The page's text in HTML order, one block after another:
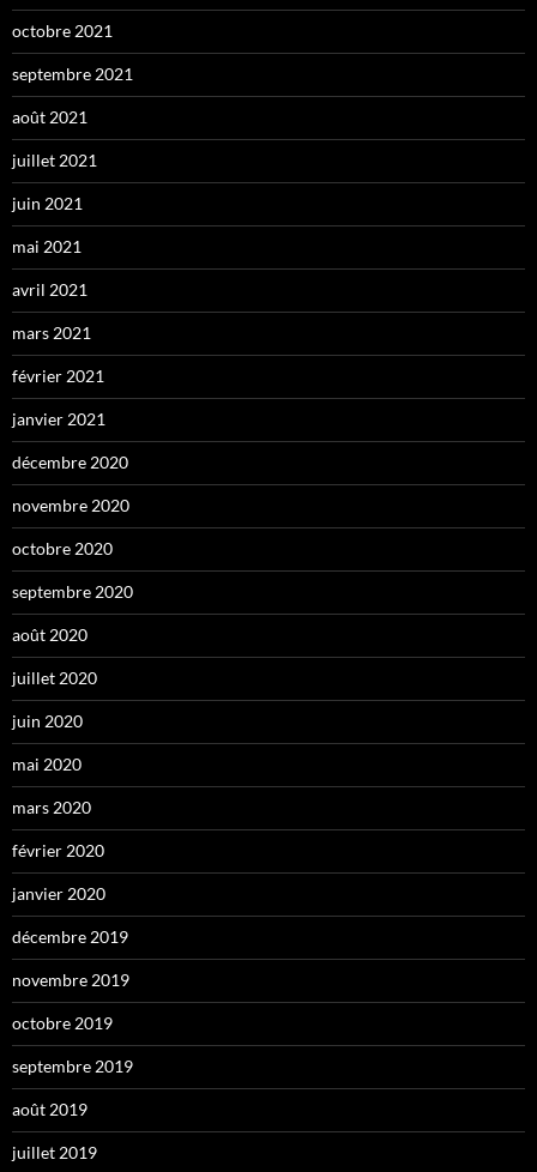
octobre 2021
septembre 2021
août 2021
juillet 2021
juin 2021
mai 2021
avril 2021
mars 2021
février 2021
janvier 2021
décembre 2020
novembre 2020
octobre 2020
septembre 2020
août 2020
juillet 2020
juin 2020
mai 2020
mars 2020
février 2020
janvier 2020
décembre 2019
novembre 2019
octobre 2019
septembre 2019
août 2019
juillet 2019